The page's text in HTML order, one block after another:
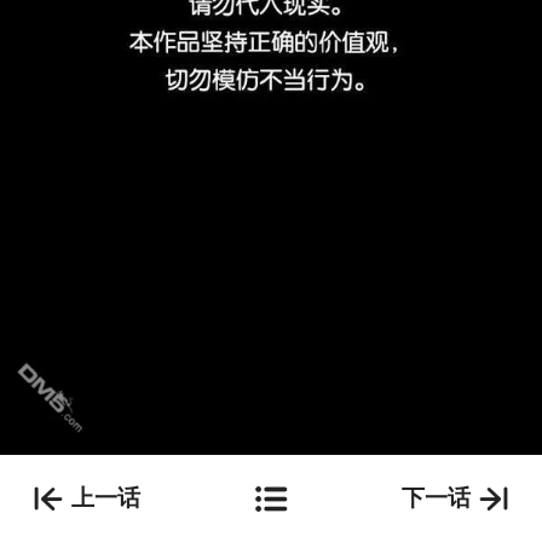
上一话 下一话